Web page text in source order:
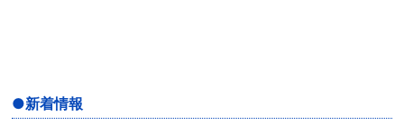
新着情報